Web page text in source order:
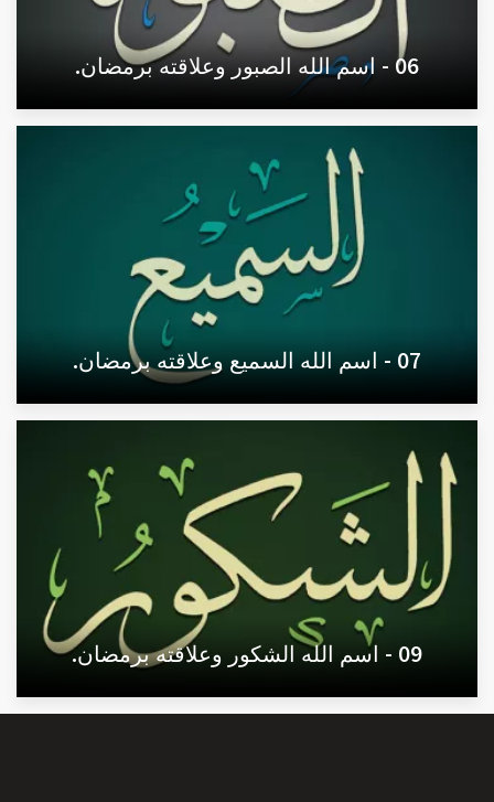
06 - اسم الله الصبور وعلاقته برمضان.
07 - اسم الله السميع وعلاقته برمضان.
09 - اسم الله الشكور وعلاقته برمضان.